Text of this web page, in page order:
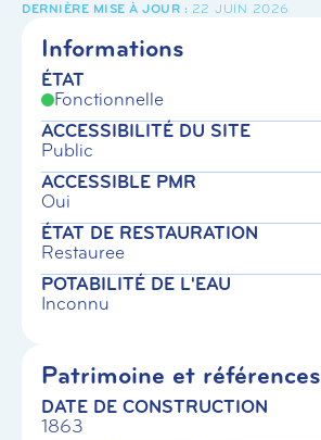
22 JUIN 2026
Informations
ÉTAT
Fonctionnelle
ACCESSIBILITÉ DU SITE
Public
ACCESSIBLE PMR
Oui
ÉTAT DE RESTAURATION
Restauree
POTABILITÉ DE L'EAU
Inconnu
Patrimoine et références
DATE DE CONSTRUCTION
1863